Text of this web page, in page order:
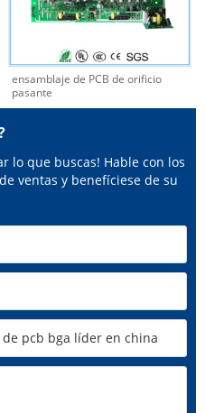
ensamblaje de PCB de orificio
pasante
lo que buscas! Hable con los
ventas y benefíciese de su